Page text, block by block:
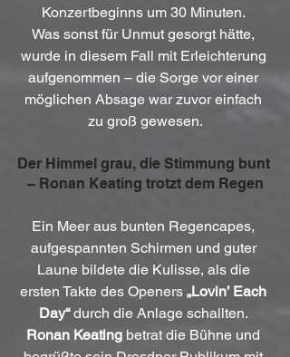
Konzertbeginns um 30 Minuten.
Was sonst für Unmut gesorgt hätte,
wurde in diesem Fall mit Erleichterung
aufgenommen – die Sorge vor einer
möglichen Absage war zuvor einfach
zu groß gewesen.
Der Himmel grau, die Stimmung bunt
– Ronan Keating trotzt dem Regen
Ein Meer aus bunten Regencapes,
aufgespannten Schirmen und guter
Laune bildete die Kulisse, als die
ersten Takte des Openers „Lovin’ Each
Day“ durch die Anlage schallten.
Ronan Keating betrat die Bühne und